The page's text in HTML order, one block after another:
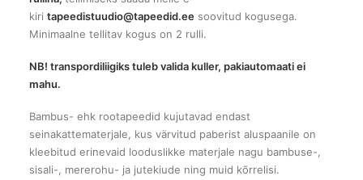
kiri tapeedistuudio@tapeedid.ee soovitud kogusega.
Minimaalne tellitav kogus on 2 rulli.
NB! transpordiliigiks tuleb valida kuller, pakiautomaati ei
mahu.
Bambus- ehk rootapeedid kujutavad endast
seinakattematerjale, kus värvitud paberist aluspaanile on
kleebitud erinevaid looduslikke materjale nagu bambuse-,
sisali-, mererohu- ja jutekiude ning muid kõrrelisi.